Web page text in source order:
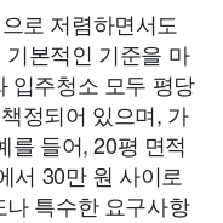
로 저렴하면서도
본적인 기준을 마
입주청소 모두 평당
정되어 있으며, 가
를 들어, 20평 면적
서 30만 원 사이로
특수한 요구사항